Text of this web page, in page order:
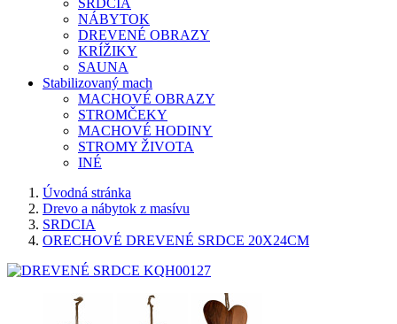
SRDCIA
NÁBYTOK
DREVENÉ OBRAZY
KRÍŽIKY
SAUNA
Stabilizovaný mach
MACHOVÉ OBRAZY
STROMČEKY
MACHOVÉ HODINY
STROMY ŽIVOTA
INÉ
Úvodná stránka
Drevo a nábytok z masívu
SRDCIA
ORECHOVÉ DREVENÉ SRDCE 20X24CM